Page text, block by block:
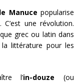
Manuce popularise
. C’est une révolution.
grec ou latin dans
littérature pour les
l’in-douze (ou